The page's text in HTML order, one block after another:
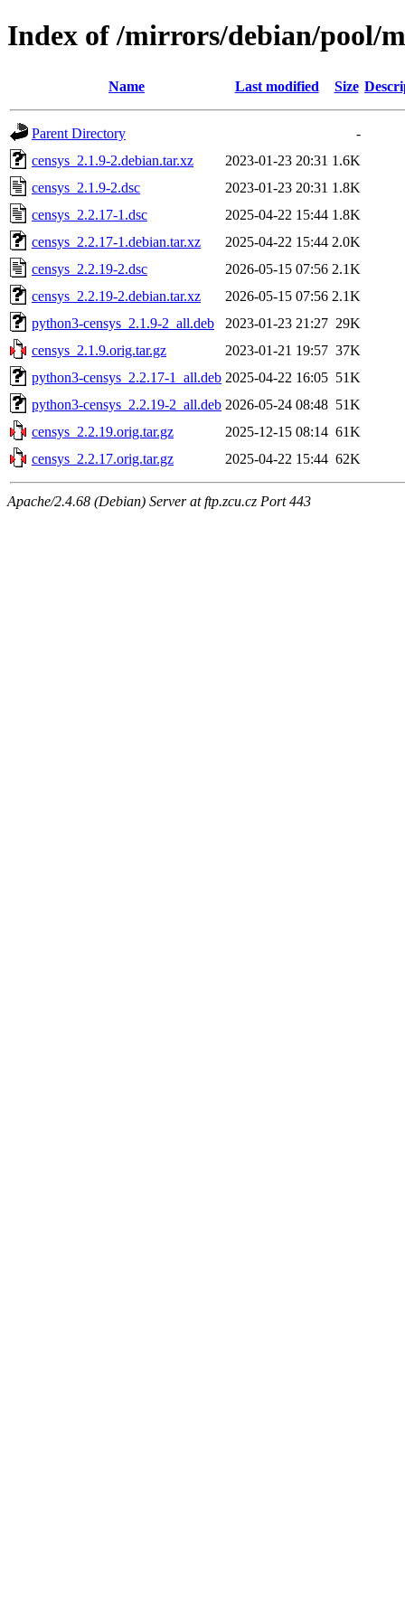
Index of /mirrors/debian/pool/
Name Last modified Size
Parent Directory
-
censys_2.1.9-2.debian.tar.xz
2023-01-23 20:31 1.6K
censys_2.1.9-2.dsc
2023-01-23 20:31 1.8K
censys_2.2.17-1.dsc
2025-04-22 15:44 1.8K
censys_2.2.17-1.debian.tar.xz
2025-04-22 15:44 2.0K
censys_2.2.19-2.dsc
2026-05-15 07:56 2.1K
censys_2.2.19-2.debian.tar.xz
2026-05-15 07:56 2.1K
python3-censys_2.1.9-2_all.deb
2023-01-23 21:27 29K
censys_2.1.9.orig.tar.gz
2023-01-21 19:57 37K
python3-censys_2.2.17-1_all.deb 2025-04-22 16:05 51K
python3-censys_2.2.19-2_all.deb 2026-05-24 08:48 51K
censys_2.2.19.orig.tar.gz
2025-12-15 08:14 61K
censys_2.2.17.orig.tar.gz
2025-04-22 15:44 62K
Apache/2.4.68 (Debian) Server at ftp.zcu.cz Port 443